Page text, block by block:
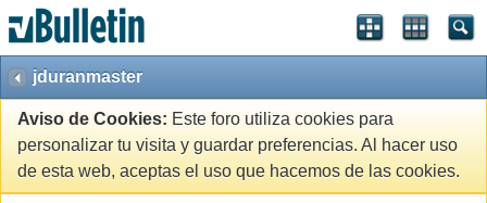
jduranmaster
Aviso de Cookies: Este foro utiliza cookies para
personalizar tu visita y guardar preferencias. Al hacer uso
de esta web, aceptas el uso que hacemos de las cookies.